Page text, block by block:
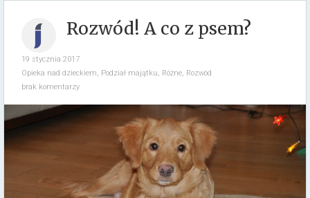
Rozwód! A co z psem?
19 stycznia 2017
Opieka nad dzieckiem, Podział majątku, Różne, Rozwód
brak komentarzy